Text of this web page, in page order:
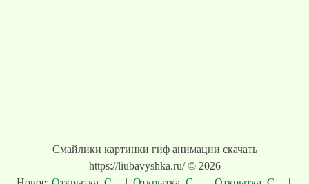
Смайлики картинки гиф анимации скачать
https://liubavyshka.ru/ © 2026